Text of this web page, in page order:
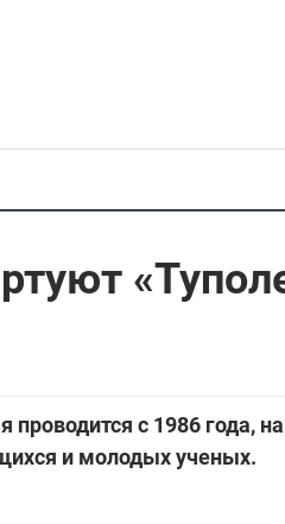
проводится с 1986 года,
и молодых ученых.